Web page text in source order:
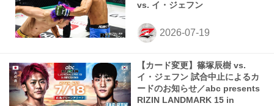
vs. イ・ジェフン
【カード変更】篠塚辰樹 vs.
イ・ジェフン 試合中止によるカ
ードのお知らせ／abc presents
RIZIN LANDMARK 15 in